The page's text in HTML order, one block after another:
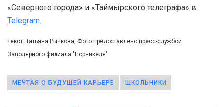
«Северного города» и «Таймырского телеграфа» в
Telegram.
Текст: Татьяна Рычкова, Фото предоставлено пресс-службой
Заполярного филиала "Норникеля"
МЕЧТАЯ О БУДУЩЕЙ КАРЬЕРЕ ШКОЛЬНИКИ